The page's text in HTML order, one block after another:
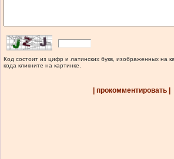
Код состоит из цифр и латинских букв, изображенных на
кода кликните на картинке.
| прокомментировать |